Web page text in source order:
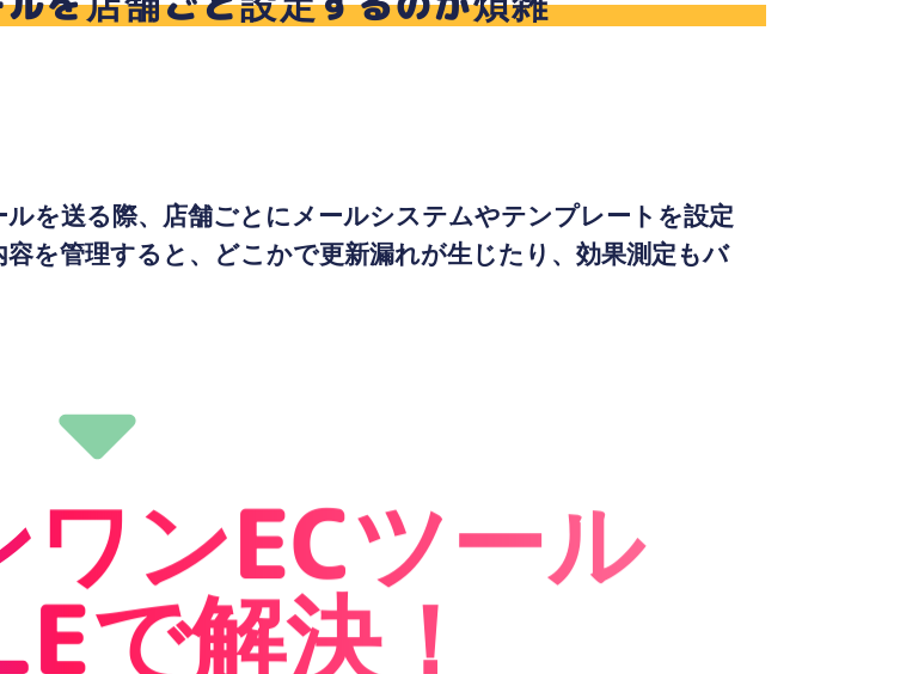
を送る際、店舗ごとにメールシステムやテンプレートを設定
を管理すると、どこかで更新漏れが生じたり、効果測定もバ
ンECツール